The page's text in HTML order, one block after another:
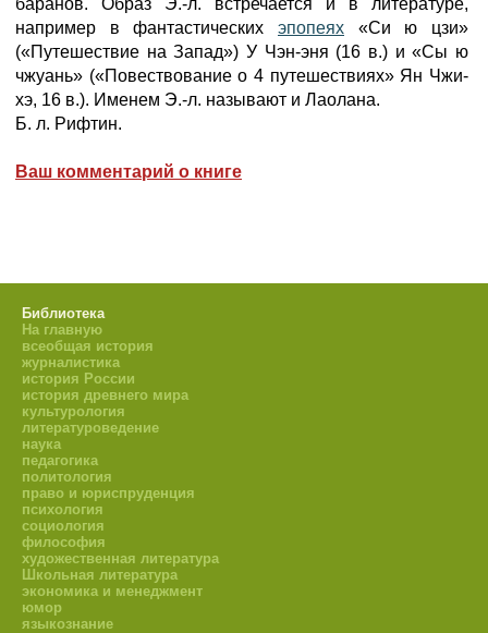
баранов. Образ Э.-л. встречается и в литературе,
например в фантастических эпопеях «Си ю цзи»
(«Путешествие на Запад») У Чэн-эня (16 в.) и «Сы ю
чжуань» («Повествование о 4 путешествиях» Ян Чжи-
хэ, 16 в.). Именем Э.-л. называют и Лаолана.
Б. л. Рифтин.
Ваш комментарий о книге
Библиотека
На главную
всеобщая история
журналистика
история России
история древнего мира
культурология
литературоведение
наука
педагогика
политология
право и юриспруденция
психология
социология
философия
художественная литература
Школьная литература
экономика и менеджмент
юмор
языкознание